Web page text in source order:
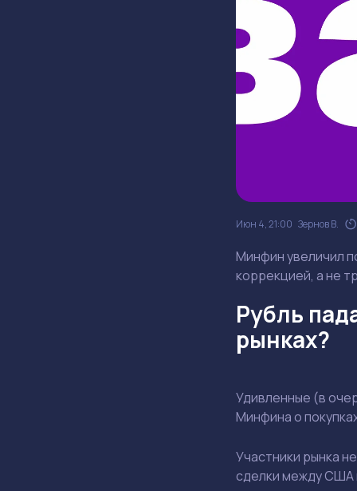
Июн 4, 21:00 Зернов В.
Минфин увеличил
коррекцией, а не
Рубль
рынках?
Удивленные (в
Минфина о
Участники рынка
сделки между США